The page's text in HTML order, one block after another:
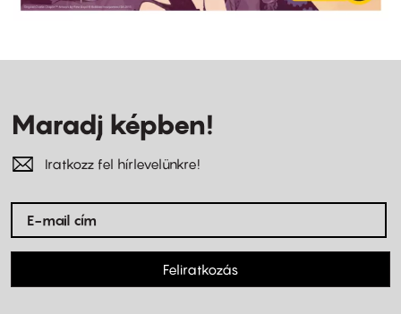
Maradj képben!
Iratkozz fel hírlevelünkre!
Feliratkozás